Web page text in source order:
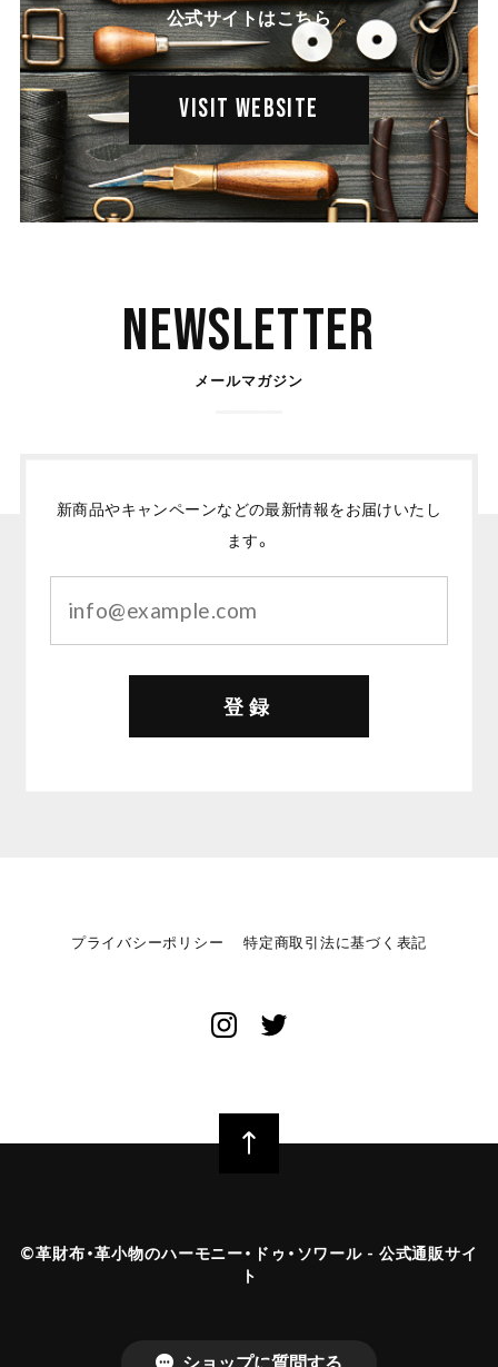
公式サイトはこちら
VISIT WEBSITE
Newsletter
メールマガジン
新商品やキャンペーンなどの最新情報をお届けいたし
ます。
登録
プライバシーポリシー 特定商取引法に基づく表記
©︎革財布・革小物のハーモニー・ドゥ・ソワール - 公式通販サイ
ト
ショップに質問する